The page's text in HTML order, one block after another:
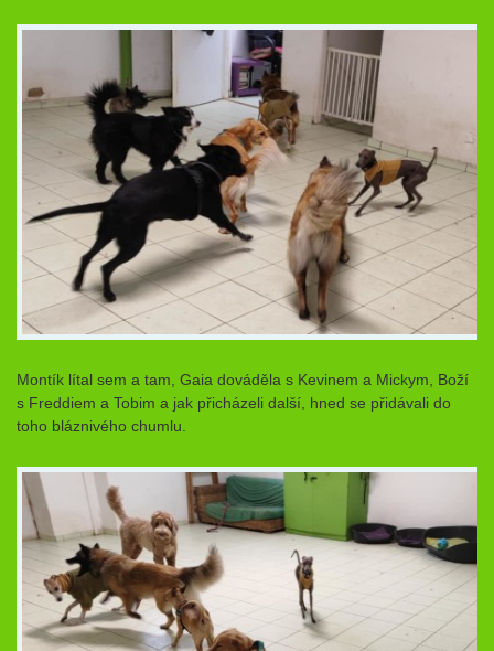
Montík lítal sem a tam, Gaia dováděla s Kevinem a Mickym, Boží
s Freddiem a Tobim a jak přicházeli další, hned se přidávali do
toho bláznivého chumlu.